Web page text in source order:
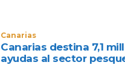
Canarias
Canarias destina 7,1
ayudas al sector